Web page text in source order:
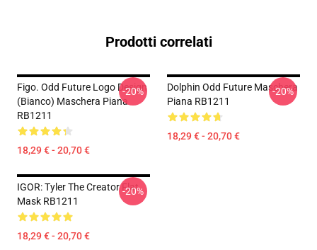
Prodotti correlati
Figo. Odd Future Logo Design
(bianco) Maschera Piana
RB1211
18,29 € - 20,70 €
-20%
Dolphin Odd Future Maschera
Piana RB1211
18,29 € - 20,70 €
-20%
IGOR: Tyler The Creator Flat
Mask RB1211
18,29 € - 20,70 €
-20%